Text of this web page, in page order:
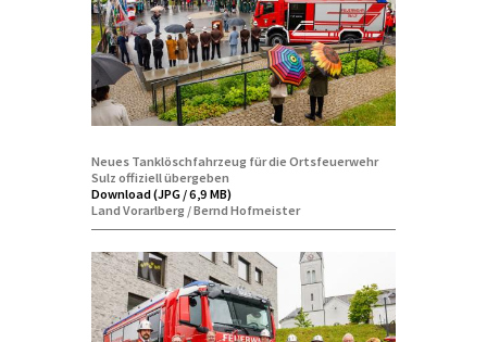
Neues Tanklöschfahrzeug für die Ortsfeuerwehr
Sulz offiziell übergeben
Download (JPG / 6,9 MB)
Land Vorarlberg / Bernd Hofmeister